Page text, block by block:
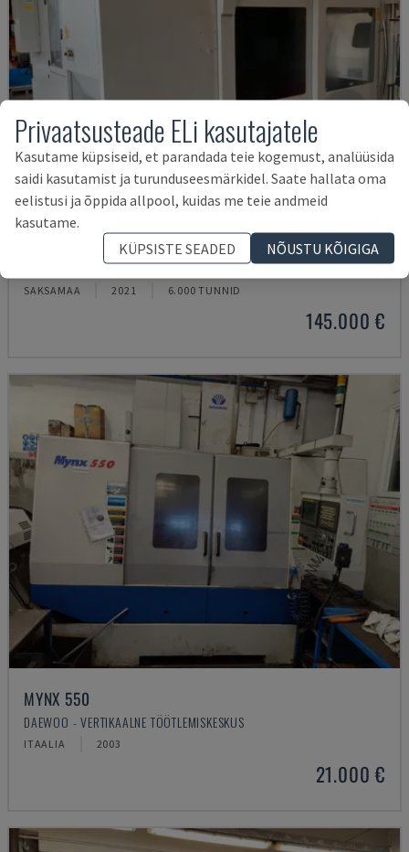
SPINNER - VERTIKAALNE TÖÖTLEMISKESKUS
SAKSAMAA 2021 6.000 TUNNID
145.000 €
MYNX 550
DAEWOO - VERTIKAALNE TÖÖTLEMISKESKUS
ITAALIA 2003
21.000 €
Privaatsusteade ELi kasutajatele
Kasutame küpsiseid, et parandada teie kogemust, analüüsida
saidi kasutamist ja turunduseesmärkidel. Saate hallata oma
eelistusi ja õppida allpool, kuidas me teie andmeid
kasutame.
KÜPSISTE SEADED
NÕUSTU KÕIGIGA